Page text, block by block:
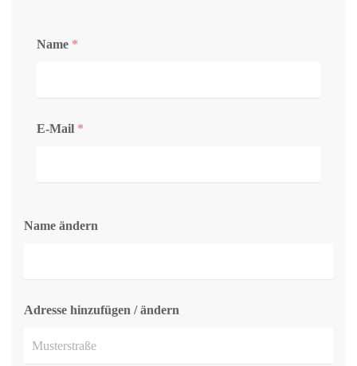
Name *
E-Mail *
Name ändern
Adresse hinzufügen / ändern